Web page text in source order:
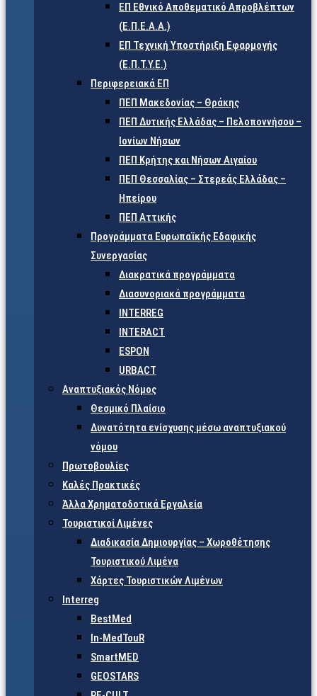
ΕΠ Εθνικό Αποθεματικό Απροβλέπτων
(Ε.Π.Ε.Α.Α.)
ΕΠ Τεχνική Υποστήριξη Εφαρμογής
(Ε.Π.Τ.Υ.Ε.)
Περιφερειακά ΕΠ
ΠΕΠ Μακεδονίας – Θράκης
ΠΕΠ Δυτικής Ελλάδας – Πελοποννήσου –
Ιονίων Νήσων
ΠΕΠ Κρήτης και Νήσων Αιγαίου
ΠΕΠ Θεσσαλίας – Στερεάς Ελλάδας –
Ηπείρου
ΠΕΠ Αττικής
Προγράμματα Ευρωπαϊκής Εδαφικής
Συνεργασίας
Διακρατικά προγράμματα
Διασυνοριακά προγράμματα
INTERREG
INTERACT
ESPON
URBACT
Αναπτυξιακός Νόμος
Θεσμικό Πλαίσιο
Δυνατότητα ενίσχυσης μέσω αναπτυξιακού
νόμου
Πρωτοβουλίες
Καλές Πρακτικές
Άλλα Χρηματοδοτικά Εργαλεία
Τουριστικοί Λιμένες
Διαδικασία Δημιουργίας – Χωροθέτησης
Τουριστικού Λιμένα
Χάρτες Τουριστικών Λιμένων
Interreg
BestMed
In-MedTouR
SmartMED
GEOSTARS